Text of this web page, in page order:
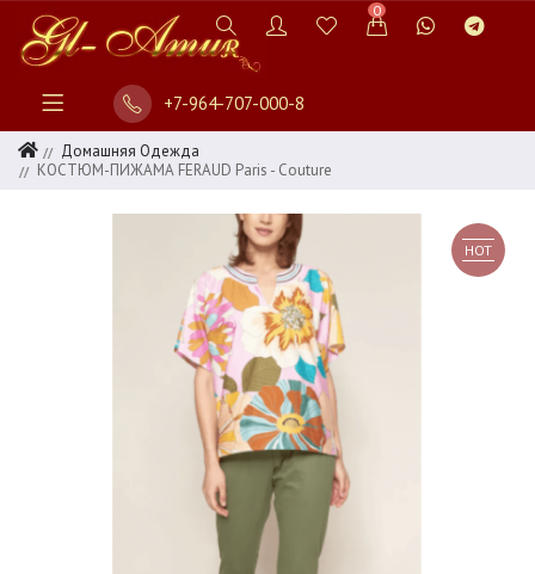
0
+7-964-707-000-8
Домашняя Одежда
КОСТЮМ-ПИЖАМА FERAUD Paris - Couture
HOT